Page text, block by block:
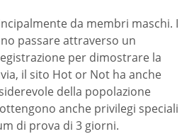
da membri maschi. I
passare attraverso un
per dimostrare la
il sito Hot or Not ha anche
della popolazione
anche privilegi speciali
di prova di 3 giorni.